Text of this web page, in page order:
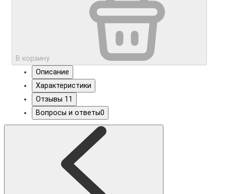
В корзину
Описание
Характеристики
Отзывы 11
Вопросы и ответы0